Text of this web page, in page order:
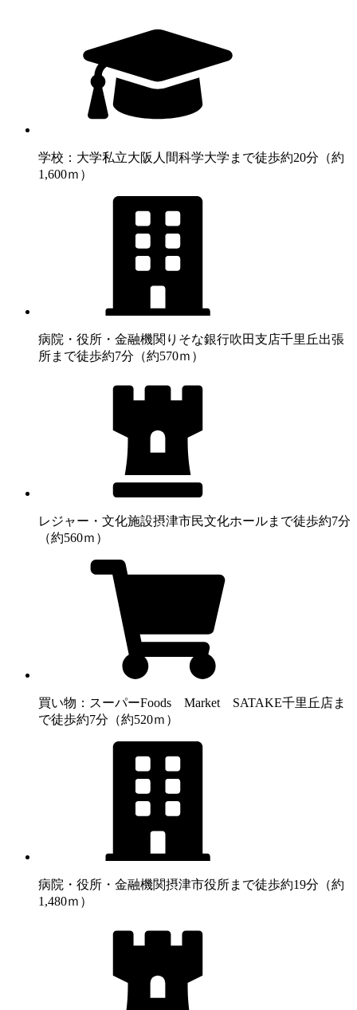
学校：大学私立大阪人間科学大学まで徒歩約20分（約
1,600ｍ）
病院・役所・金融機関 りそな銀行吹田支店千里丘出張
所まで徒歩約7分（約570ｍ）
レジャー・文化施設摂津市民文化ホールまで徒歩約7分
（約560ｍ）
買い物：スーパーFoods Market SATAKE千里丘店ま
で徒歩約7分（約520ｍ）
病院・役所・金融機関摂津市役所まで徒歩約19分（約
1,480ｍ）